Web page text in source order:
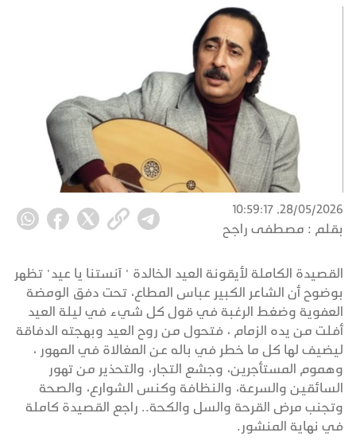
28/05/2026, 10:59:17
بقلم : مصطفى راجح
القصيدة الكاملة لأيقونة العيد الخالدة " آنستنا يا عيد" تظهر
بوضوح أن الشاعر الكبير عباس المطاع، تحت دفق الومضة
العفوية وضغط الرغبة في قول كل شيء في ليلة العيد
أفلت من يده الزمام ، فتحول من روح العيد وبهجته الدفاقة
ليضيف لها كل ما خطر في باله عن المغالاة في المهور ،
وهموم المستأجرين، وجشع التجار، والتحذير من تهور
السائقين والسرعة، والنظافة وكنس الشوارع، والصحة
وتجنب مرض القرحة والسل والكحة.. راجع القصيدة كاملة
في نهاية المنشور.